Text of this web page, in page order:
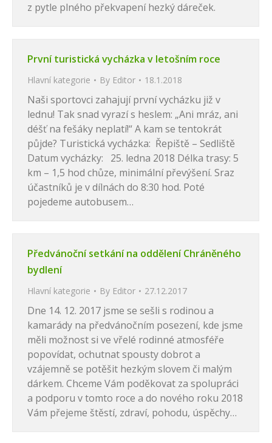
z pytle plného překvapení hezký dáreček.
První turistická vycházka v letošním roce
Hlavní kategorie By Editor 18.1.2018
Naši sportovci zahajují první vycházku již v
lednu! Tak snad vyrazí s heslem: „Ani mráz, ani
déšť na fešáky neplatí!“ A kam se tentokrát
půjde? Turistická vycházka: Řepiště – Sedliště
Datum vycházky: 25. ledna 2018 Délka trasy: 5
km – 1,5 hod chůze, minimální převýšení. Sraz
účastníků je v dílnách do 8:30 hod. Poté
pojedeme autobusem…
Předvánoční setkání na oddělení Chráněného
bydlení
Hlavní kategorie By Editor 27.12.2017
Dne 14. 12. 2017 jsme se sešli s rodinou a
kamarády na předvánočním posezení, kde jsme
měli možnost si ve vřelé rodinné atmosféře
popovídat, ochutnat spousty dobrot a
vzájemně se potěšit hezkým slovem či malým
dárkem. Chceme Vám poděkovat za spolupráci
a podporu v tomto roce a do nového roku 2018
Vám přejeme štěstí, zdraví, pohodu, úspěchy…